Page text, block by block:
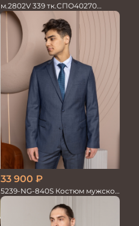
м.2802V 339 тк.СПО40270
Костюм мужской
33 900 ₽
5239-NG-840S Костюм мужской
двойка